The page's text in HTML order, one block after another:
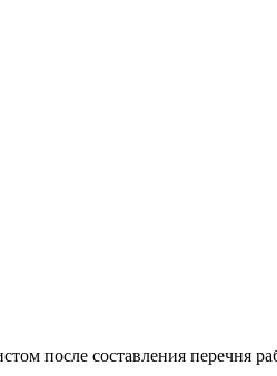
после составления перечня